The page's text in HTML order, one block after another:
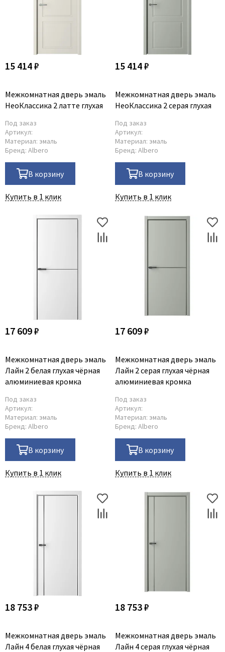
15 414 ₽
Межкомнатная дверь эмаль
НеоКлассика 2 латте глухая
Под заказ
Артикул:
Материал: эмаль
Бренд: Albero
В корзину
Купить в 1 клик
15 414 ₽
Межкомнатная дверь эмаль
НеоКлассика 2 серая глухая
Под заказ
Артикул:
Материал: эмаль
Бренд: Albero
В корзину
Купить в 1 клик
17 609 ₽
Межкомнатная дверь эмаль
Лайн 2 белая глухая чёрная
алюминиевая кромка
Под заказ
Артикул:
Материал: эмаль
Бренд: Albero
В корзину
Купить в 1 клик
17 609 ₽
Межкомнатная дверь эмаль
Лайн 2 серая глухая чёрная
алюминиевая кромка
Под заказ
Артикул:
Материал: эмаль
Бренд: Albero
В корзину
Купить в 1 клик
18 753 ₽
Межкомнатная дверь эмаль
Лайн 4 белая глухая чёрная
18 753 ₽
Межкомнатная дверь эмаль
Лайн 4 серая глухая чёрная